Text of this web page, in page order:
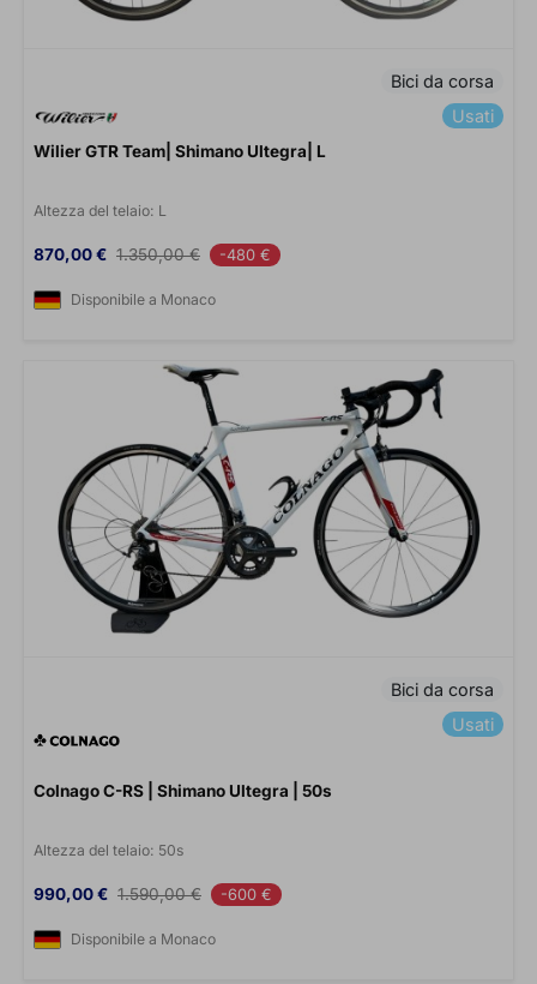
Bici da corsa
Usati
Wilier GTR Team| Shimano Ultegra| L
Altezza del telaio: L
Prezzo
870,00 € Prezzo base
1.350,00 € -480 €
Disponibile a Monaco
Bici da corsa
Usati
Colnago C-RS | Shimano Ultegra | 50s
Altezza del telaio: 50s
Prezzo
990,00 € Prezzo base
1.590,00 € -600 €
Disponibile a Monaco